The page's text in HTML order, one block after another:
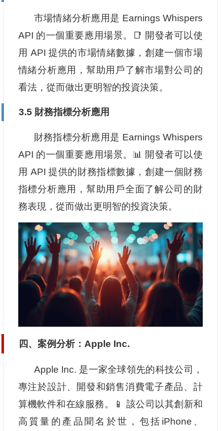
市場情緒分析應用是 Earnings Whispers
API 的一個重要應用場景。📑 開發者可以使
用 API 提供的市場情緒數據，創建一個市場
情緒分析應用，幫助用戶了解市場對公司的
看法，從而做出更明智的投資決策。
3.5 財務指標分析應用
財務指標分析應用是 Earnings Whispers
API 的一個重要應用場景。📊 開發者可以使
用 API 提供的財務指標數據，創建一個財務
指標分析應用，幫助用戶全面了解公司的財
務表現，從而做出更明智的投資決策。
四、案例分析：Apple Inc.
Apple Inc. 是一家全球領先的科技公司，
專注於設計、開發和銷售消費電子產品、計
算機軟件和在線服務。📱 該公司以其創新和
高質量的產品聞名於世，包括iPhone、